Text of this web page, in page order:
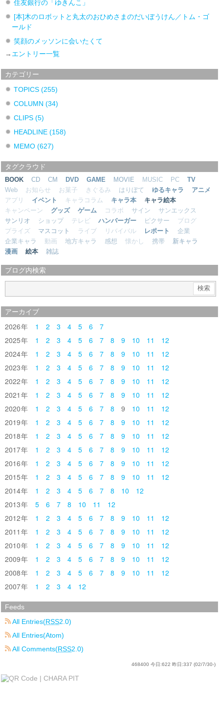
住友銀行の「ゆきんこ」
[本]木のロボットと丸太のおひめさまのだいぼうけん／トム・ゴ
ールド
笑顔のメッソンに会いたくて
→ エントリー一覧
カテゴリー
TOPICS(255)
COLUMN(34)
CLIPS(5)
HEADLINE(158)
MEMO(627)
タグクラウド
BOOK CD CM DVD GAME MOVIE MUSIC PC
TV
Web
お知らせ お菓子 きぐるみ はりぼて ゆるキャラ
アニメ
アプリ
イベント キャラコラム キャラ本
キャラ絵本
キャンペーン
グッズ ゲーム コラボ サイン
サンエックス
サンリオ
ショップ テレビ ハンバーガー ピクサー
ブログ
プライズ
マスコット ライブ リバイバル レポート
企業
企業キャラ
動画 地方キャラ 感想 懐かし 携帯
新キャラ
漫画
絵本 雑誌
ブログ内検索
アーカイブ
2026 1 2 3 4 5 6
7
2025
1 2 3 4 5 6 7 8 9 10 11
12
2024
1 2 3 4 5 6 7 8 9 10 11
12
2023
1 2 3 4 5 6 7 8 9 10 11
12
2022
1 2 3 4 5 6 7 8 9 10 11
12
2021
1 2 3 4 5 6 7 8 9 10 11
12
2020
1 2 3 4 5 6 7 8 9 10 11
12
2019
1 2 3 4 5 6 7 8 9 10 11
12
2018
1 2 3 4 5 6 7 8 9 10 11
12
2017
1 2 3 4 5 6 7 8 9 10 11
12
2016
1 2 3 4 5 6 7 8 9 10 11
12
2015
1 2 3 4 5 6 7 8 9 10 11
12
2014
1 2 3 4 5 6 7 8 10
12
2013
5 6 7 8 10 11
12
2012
1 2 3 4 5 6 7 8 9 10 11
12
2011
1 2 3 4 5 6 7 8 9 10 11
12
2010
1 2 3 4 5 6 7 8 9 10 11
12
2009
1 2 3 4 5 6 7 8 9 10 11
12
2008
1 2 3 4 5 6 7 8 9 10 11
12
2007
1 2 3 4 12
Feeds
All Entries(RSS2.0)
All Entries(Atom)
All Comments(RSS2.0)
468400 今日:622 昨日:337 (02/7/30-)